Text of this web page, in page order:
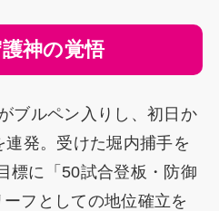
神の覚悟
ブルペン入りし、初日か
発。受けた堀内捕手を
標に「50試合登板・防御
フとしての地位確立を